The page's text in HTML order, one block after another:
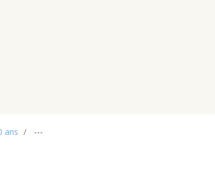
ans ---